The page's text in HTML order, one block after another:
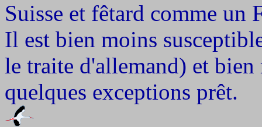
Suisse et fêtard comme un
Il est bien moins
le traite d'allemand) et
quelques exceptions prêt.